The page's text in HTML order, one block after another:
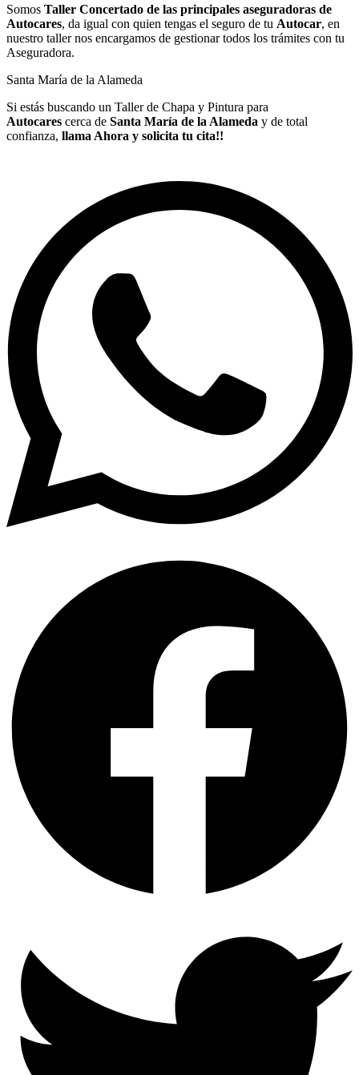
Somos Taller Concertado de las principales aseguradoras de
Autocares, da igual con quien tengas el seguro de tu Autocar, en
nuestro taller nos encargamos de gestionar todos los trámites con tu
Aseguradora.
Santa María de la Alameda
Si estás buscando un Taller de Chapa y Pintura para
Autocares cerca de Santa María de la Alameda y de total
confianza, llama Ahora y solicita tu cita!!